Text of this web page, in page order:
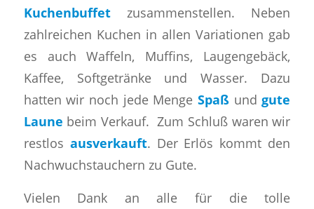
Kuchenbuffetzusammenstellen. Neben
zahlreichen Kuchen in allen Variationen gab
es auch Waffeln, Muffins, Laugengebäck,
Kaffee, Softgetränke und Wasser. Dazu
hatten wir noch jede MengeSpaß und gute
Laune beim Verkauf. Zum Schluß waren wir
restlos ausverkauft. Der Erlös kommt den
Nachwuchstauchern zu Gute.
Vielen Dank an alle für die tolle